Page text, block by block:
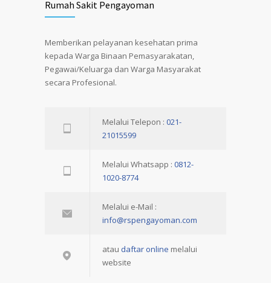
Rumah Sakit Pengayoman
Memberikan pelayanan kesehatan prima
kepada Warga Binaan Pemasyarakatan,
Pegawai/Keluarga dan Warga Masyarakat
secara Profesional.
Melalui Telepon : 021-
21015599
Melalui Whatsapp : 0812-
1020-8774
Melalui e-Mail :
info@rspengayoman.com
atau daftar online melalui
website